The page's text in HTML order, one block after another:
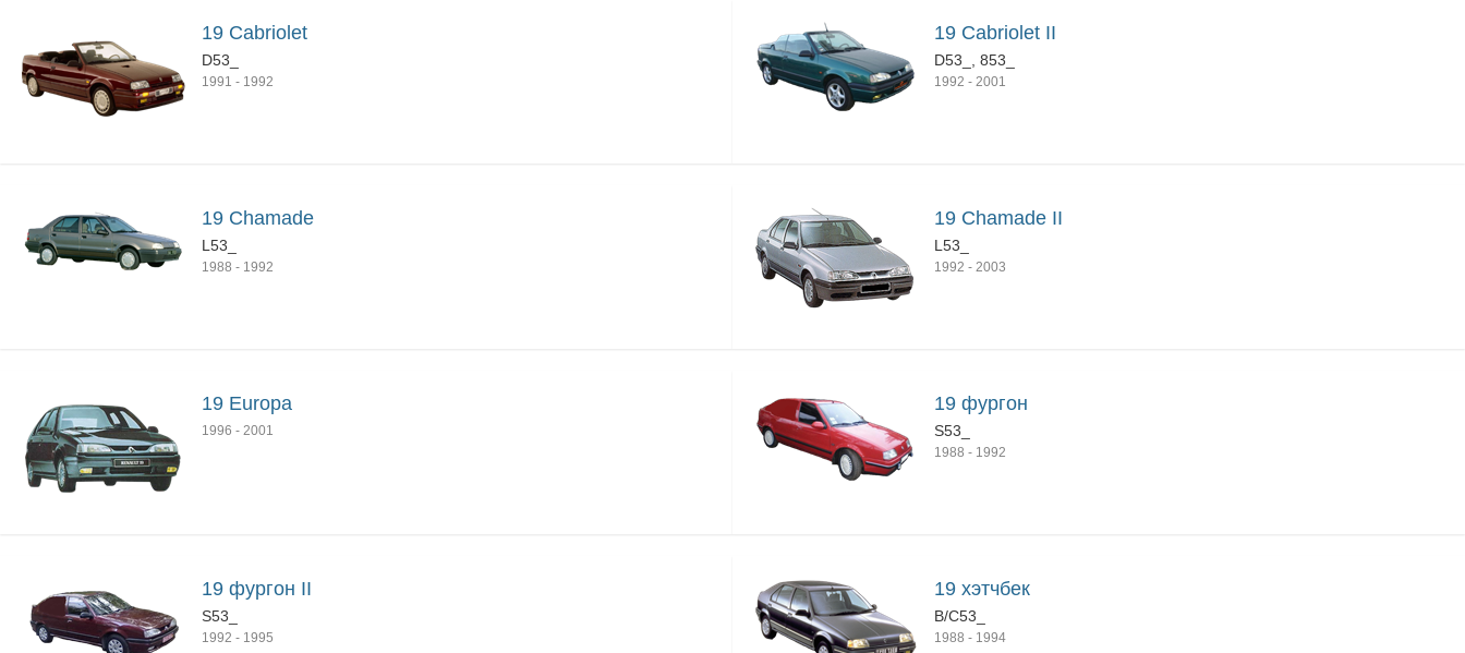
19 Cabriolet
D53_
1991 - 1992
19 Cabriolet II
D53_, 853_
1992 - 2001
19 Chamade
L53_
1988 - 1992
19 Chamade II
L53_
1992 - 2003
19 Europa
1996 - 2001
19 фургон
S53_
1988 - 1992
19 фургон II
S53_
1992 - 1995
19 хэтчбек
B/C53_
1988 - 1994